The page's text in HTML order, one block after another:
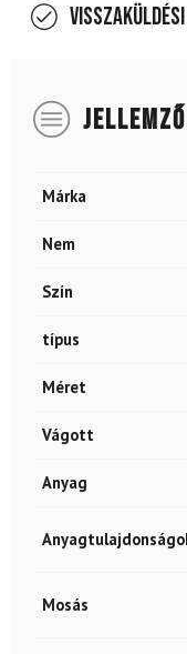
Márka
Nem
Szín
típus
Méret
Vágott
Anyag
Mosás